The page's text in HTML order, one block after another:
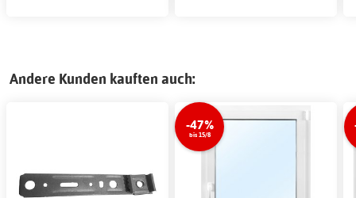
Andere Kunden kauften auch:
-47%
bis 15/8